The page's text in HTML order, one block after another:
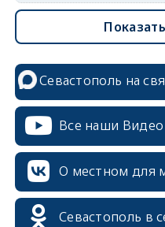
Севастополь на
Все наши Видео
О местном для
Севастополь в